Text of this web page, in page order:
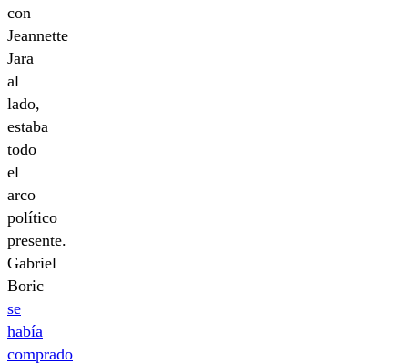
con
Jeannette
Jara
al
lado,
estaba
todo
el
arco
político
presente.
Gabriel
Boric
se
había
comprado